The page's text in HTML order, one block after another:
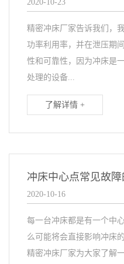
2020-10-23
精密冲床厂家告诉我们，
功率利用率，并在泄压期
性和可靠性，因为冲床是
处理的设备...
了解详情 +
冲床中心点常见故
2020-10-16
每一台冲床都是有一个中
么可能将会直接影响冲床
精密冲床厂家为大家了解